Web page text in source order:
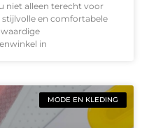
niet alleen terecht voor
en comfortabele
in
MODE EN KLEDING